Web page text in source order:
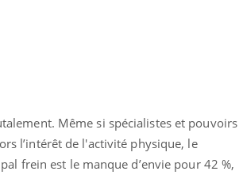
Même si spécialistes et pouvoirs
l’intérêt de l'activité physique, le
frein est le manque d’envie pour 42 %,